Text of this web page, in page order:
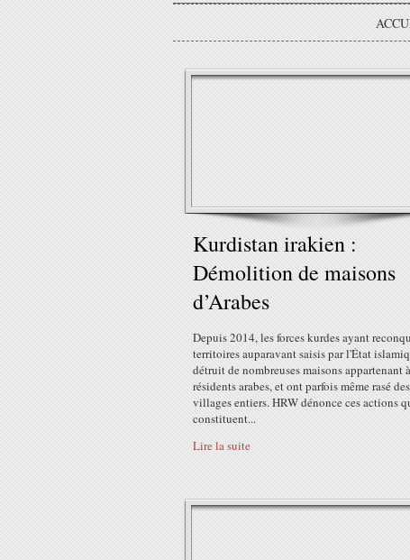
Kurdistan irakien :
Démolition de maisons
d’Arabes
Depuis 2014, les forces kurdes ayant
territoires auparavant saisis par l'État
détruit de nombreuses maisons appartenant
résidents arabes, et ont parfois même rasé des
villages entiers. HRW dénonce ces actions
constituent...
Lire la suite